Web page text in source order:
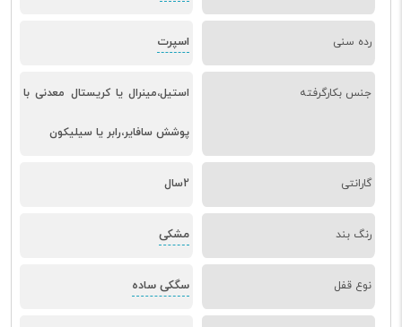
رده سنی اسپرت
جنس بکارگرفته استیل،مینرال یا کریستال معدنی با
پوشش سافایر،رابر یا سیلیکون
گارانتی 2سال
رنگ بند مشکی
نوع قفل سگکی ساده